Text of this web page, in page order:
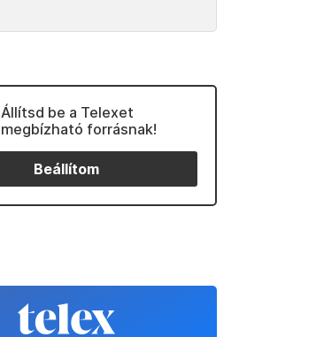
Állítsd be a Telexet
megbízható forrásnak!
Beállítom